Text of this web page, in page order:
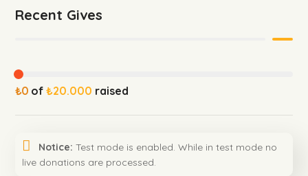
Recent Gives
₺0 of₺20.000 raised
Notice: Test mode is enabled. While in test mode no
live donations are processed.